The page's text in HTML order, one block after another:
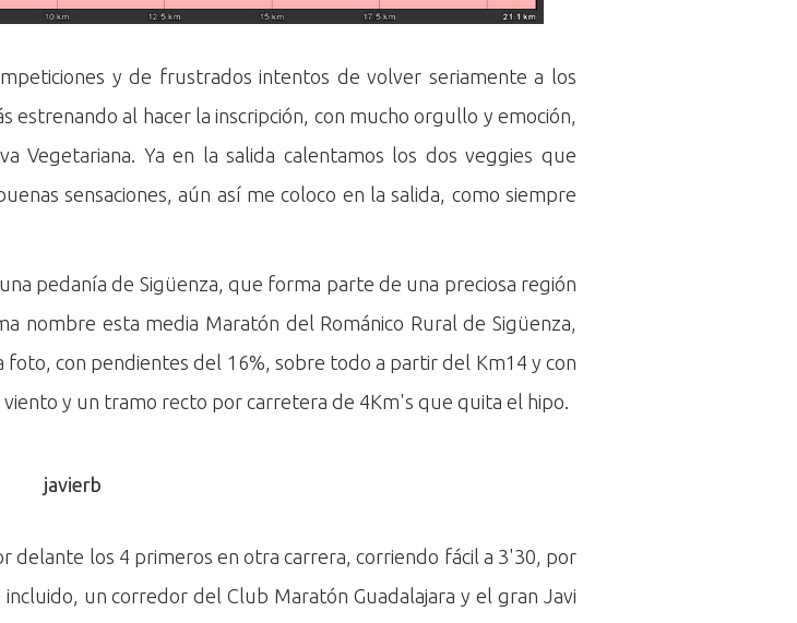
y de frustrados intentos de volver seriamente a los
al hacer la inscripción, con mucho orgullo y emoción,
Vegetariana. Ya en la salida calentamos los dos veggies que
sensaciones, aún así me coloco en la salida, como siempre
pedanía de Sigüenza, que forma parte de una preciosa región
nombre esta media Maratón del Románico Rural de Sigüenza,
con pendientes del 16%, sobre todo a partir del Km14 y con
y un tramo recto por carretera de 4Km's que quita el hipo.
delante los 4 primeros en otra carrera, corriendo fácil a 3'30, por
un corredor del Club Maratón Guadalajara y el gran Javi